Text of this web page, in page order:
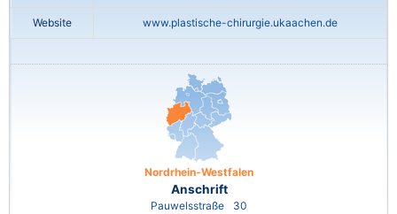
Website www.plastische-chirurgie.ukaachen.de
Nordrhein-Westfalen
Anschrift
Pauwelsstraße
30